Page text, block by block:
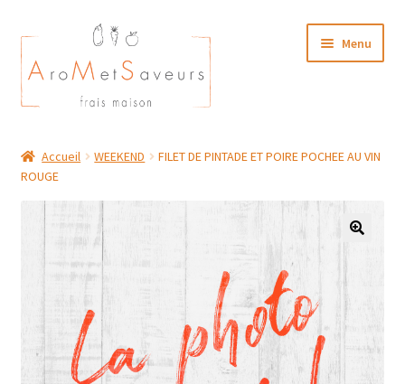
Aller
à
la
navigation
Aller
au
contenu
Menu
Plat du Jour/ Menu Week end
NOS BOUTIQUES
MON COMPTE
Accueil WEEKEND
FILET DE PINTADE ET POIRE POCHEE AU VIN
ROUGE